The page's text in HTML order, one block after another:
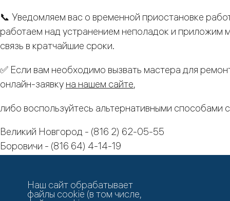
📞 Уведомляем вас о временной приостановке
работаем над устранением неполадок и приложим
связь в кратчайшие сроки.
✅ Если вам необходимо вызвать мастера для
онлайн-заявку на нашем сайте,
либо воспользуйтесь альтернативными способами
Великий Новгород - (816 2) 62-05-55
Боровичи - (816 64) 4-14-19
Наш сайт обрабатывает
файлы cookie (в том числе,